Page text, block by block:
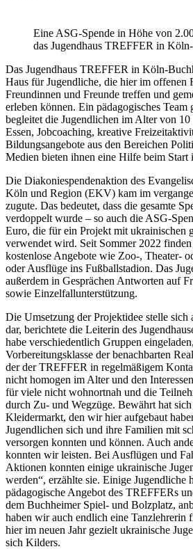
Eine ASG-Spende in Höhe von
das Jugendhaus TREFFER in
Das Jugendhaus TREFFER in Köln-
Haus für Jugendliche, die hier im offenen
Freundinnen und Freunde treffen und
erleben können. Ein pädagogisches Team
begleitet die Jugendlichen im Alter von 10
Essen, Jobcoaching, kreative
Bildungsangebote aus den Bereichen
Medien bieten ihnen eine Hilfe beim Start
Die Diakoniespendenaktion des
Köln und Region (EKV) kam im
zugute. Das bedeutet, dass die gesamte
verdoppelt wurde – so auch die ASG-
Euro, die für ein Projekt mit ukrainischen
verwendet wird. Seit Sommer 2022
kostenlose Angebote wie Zoo-, Theater-
oder Ausflüge ins Fußballstadion. Das
außerdem in Gesprächen Antworten auf
sowie Einzelfallunterstützung.
Die Umsetzung der Projektidee stelle sich
dar, berichtete die Leiterin des
habe verschiedentlich Gruppen
Vorbereitungsklasse der benachbarten
der der TREFFER in regelmäßigem
nicht homogen im Alter und den
für viele nicht wohnortnah und die
durch Zu- und Wegzüge. Bewährt hat
Kleidermarkt, den wir hier aufgebaut
Jugendlichen sich und ihre Familien mit
versorgen konnten und können. Auch
konnten wir leisten. Bei Ausflügen und
Aktionen konnten einige ukrainische
werden“, erzählte sie. Einige Jugendliche
pädagogische Angebot des TREFFERs
dem Buchheimer Spiel- und Bolzplatz,
haben wir auch endlich eine Tanzlehrerin
hier im neuen Jahr gezielt ukrainische
sich Kilders.